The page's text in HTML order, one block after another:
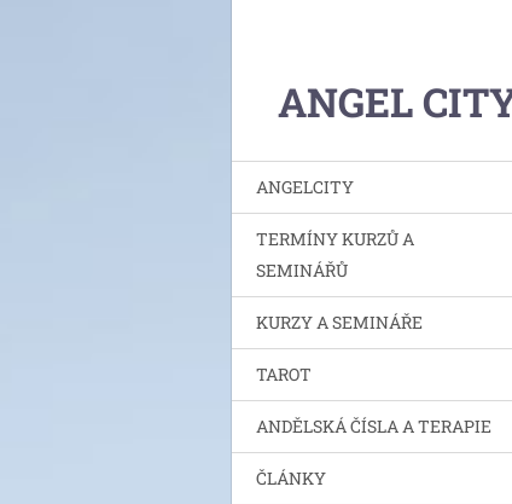
ANGEL
ANGELCITY
TERMÍNY KURZŮ A
SEMINÁŘŮ
KURZY A SEMINÁŘE
TAROT
ANDĚLSKÁ ČÍSLA A TERAPIE
ČLÁNKY